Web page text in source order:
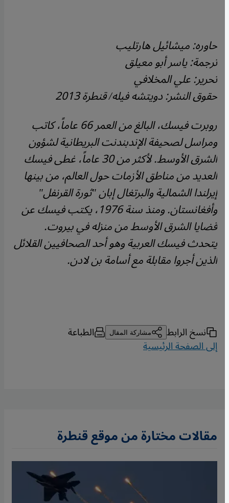
حاوره: ميشائيل هارتليب
ترجمة: ياسر أبو معيلق
تحرير: علي المخلافي
حقوق النشر: دويتشه فيله/ قنطرة 2013
روبرت فيسك، البالغ من العمر 66 عاماً، كاتب
ومراسل لصحيفة الإندبندنت البريطانية لشؤون
الشرق الأوسط. لأكثر من 30 عاماً، غطى فيسك
العديد من مناطق الأزمات حول العالم، من بينها
إيرلندا الشمالية والبرتغال إبان "ثورة القرنفل"
وأفغانستان. ومنذ سنة 1976، يكتب فيسك عن
قضايا الشرق الأوسط من منزله في بيروت.
يتحدث فيسك العربية وهو أحد الصحافيين القلائل
الذين أجروا مقابلة مع أسامة بن لادن.
نسخ الرابط مشاركة المقال الطباعة
إلى الصفحة الرئيسية
مقالات مختارة من موقع قنطرة